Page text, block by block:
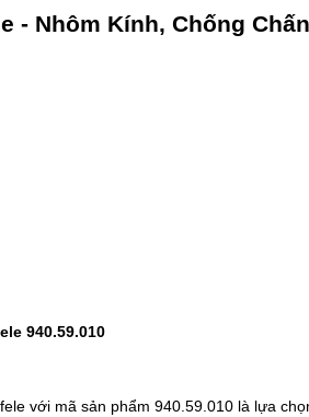
- Nhôm Kính, Chống Chấn
940.59.010
với mã sản phẩm 940.59.010 là lựa